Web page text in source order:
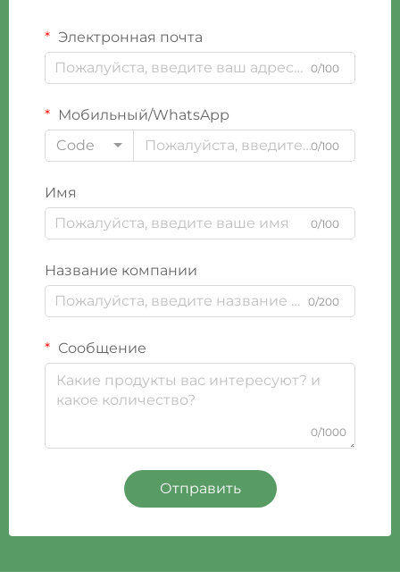
Электронная почта
0/100
Мобильный/WhatsApp
Code
0/100
Имя
0/100
Название компании
0/200
Сообщение
0/1000
Отправить